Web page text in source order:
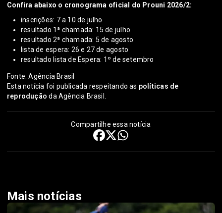
Confira abaixo o cronograma oficial do Prouni 2026/2:
inscrições: 7 a 10 de julho
resultado 1ª chamada: 15 de julho
resultado 2ª chamada: 5 de agosto
lista de espera: 26 e 27 de agosto
resultado lista de Espera: 1º de setembro
Fonte: Agência Brasil
Esta notícia foi publicada respeitando as políticas de
reprodução da Agência Brasil.
Compartilhe essa notícia
Mais notícias